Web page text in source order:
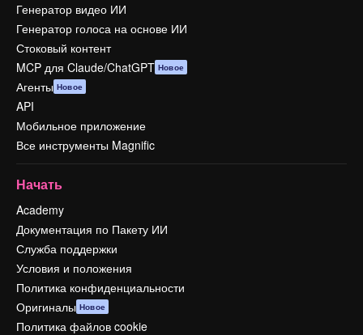
Генератор видео ИИ
Генератор голоса на основе ИИ
Стоковый контент
MCP для Claude/ChatGPT Новое
Агенты Новое
API
Мобильное приложение
Все инструменты Magnific
Начать
Academy
Документация по Пакету ИИ
Служба поддержки
Условия и положения
Политика конфиденциальности
Оригиналы Новое
Политика файлов cookie